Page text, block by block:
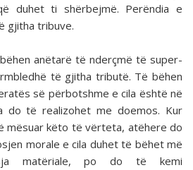
duhet ti shërbejmë. Perëndia e
gjitha tribuve.
anëtarë të nderçmë të super-
të gjitha tributë. Të bëhen
së përbotshme e cila është në
do të realizohet me doemos. Kur
mësuar këto të vërteta, atëhere do
morale e cila duhet të bëhet më
matëriale, po do të kemi